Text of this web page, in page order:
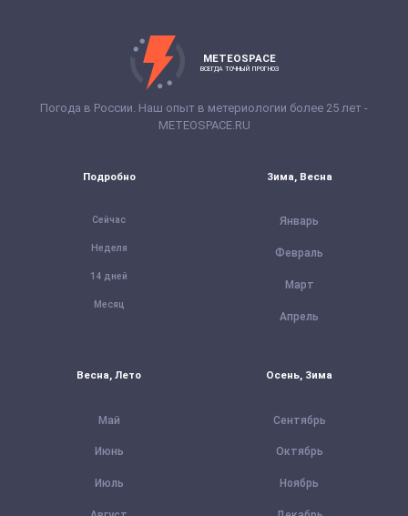
METEOSPACE
ВСЕГДА ТОЧНЫЙ ПРОГНОЗ
Погода в России. Наш опыт в метериологии более 25 лет -
METEOSPACE.RU
Подробно
Сейчас
Неделя
14 дней
Месяц
Зима, Весна
Январь
Февраль
Март
Апрель
Весна, Лето
Май
Июнь
Июль
Осень, Зима
Сентябрь
Октябрь
Ноябрь